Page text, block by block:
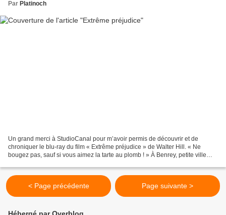
Par Platinoch
Un grand merci à StudioCanal pour m’avoir permis de découvrir et de
chroniquer le blu-ray du film « Extrême préjudice » de Walter Hill. « Ne
bougez pas, sauf si vous aimez la tarte au plomb ! » À Benrey, petite ville
< Page précédente Page suivante >